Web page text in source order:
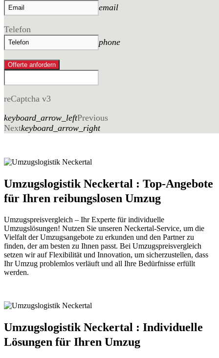
email
Telefon
phone
Offerte anfordern
reCaptcha v3
keyboard_arrow_leftPrevious
Nextkeyboard_arrow_right
Umzugslogistik Neckertal : Top-Angebote
für Ihren reibungslosen Umzug
Umzugspreisvergleich – Ihr Experte für individuelle
Umzugslösungen! Nutzen Sie unseren Neckertal-Service, um die
Vielfalt der Umzugsangebote zu erkunden und den Partner zu
finden, der am besten zu Ihnen passt. Bei Umzugspreisvergleich
setzen wir auf Flexibilität und Innovation, um sicherzustellen, dass
Ihr Umzug problemlos verläuft und all Ihre Bedürfnisse erfüllt
werden.
Umzugslogistik Neckertal : Individuelle
Lösungen für Ihren Umzug